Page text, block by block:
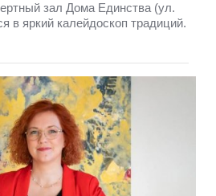
зал Дома Единства (ул.
в яркий калейдоскоп традиций.